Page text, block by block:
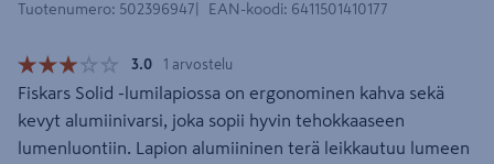
Tuotenumero: 502396947 EAN-koodi: 6411501410177
3.0 1 arvostelu
Fiskars Solid -lumilapiossa on ergonominen kahva sekä
kevyt alumiinivarsi, joka sopii hyvin tehokkaaseen
lumenluontiin. Lapion alumiininen terä leikkautuu lumeen